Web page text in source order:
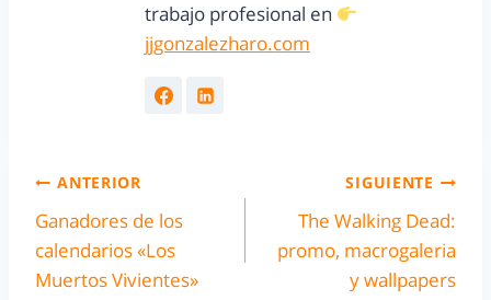
trabajo profesional en
jjgonzalezharo.com
ANTERIOR
Ganadores de los
calendarios «Los
Muertos Vivientes»
SIGUIENTE
The Walking Dead:
promo, macrogaleria
y wallpapers